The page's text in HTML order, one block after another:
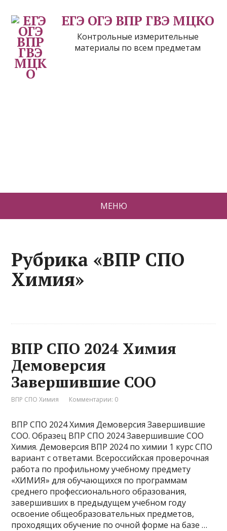
ЕГЭ ОГЭ ВПР ГВЭ МЦКО
Контрольные измерительные
материалы по всем предметам
МЕНЮ
Рубрика «ВПР СПО
Химия»
ВПР СПО 2024 Химия
Демоверсия
Завершившие СОО
ВПР СПО Химия Комментарии: 0
ВПР СПО 2024 Химия Демоверсия Завершившие
СОО. Образец ВПР СПО 2024 Завершившие СОО
Химия. Демоверсия ВПР 2024 по химии 1 курс СПО
вариант с ответами. Всероссийская проверочная
работа по профильному учебному предмету
«ХИМИЯ» для обучающихся по программам
среднего профессионального образования,
завершивших в предыдущем учебном году
освоение общеобразовательных предметов,
проходящих обучение по очной форме на базе …